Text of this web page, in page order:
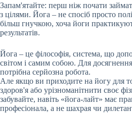
Запам'ятайте: перш ніж почати
з цілями. Йога – не спосіб просто
більш гнучкою, хоча йоги
результатів.
Йога – це філософія, система, що
світом і самим собою. Для досягнення
потрібна серйозна робота.
Але якщо ви приходите на йогу для
здоров'я або урізноманітнити своє
забувайте, навіть «йога-лайт» має
професіонала, а не шахрая чи